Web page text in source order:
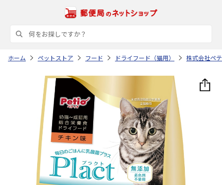
ホーム ペットストア フード ドライフード（猫用） 株式会社ペ